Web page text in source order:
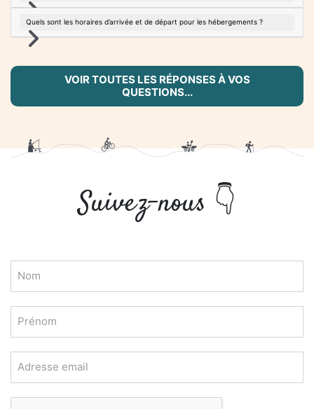
QUESTIONS...
Suivez-nous 👇
Adresse email